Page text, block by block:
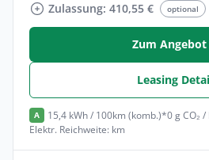
Zulassung: 410,55 €
optional
Zum Angebot
Leasing
A 15,4 kWh / 100km (komb.)*0 g CO₂
Elektr. Reichweite: km